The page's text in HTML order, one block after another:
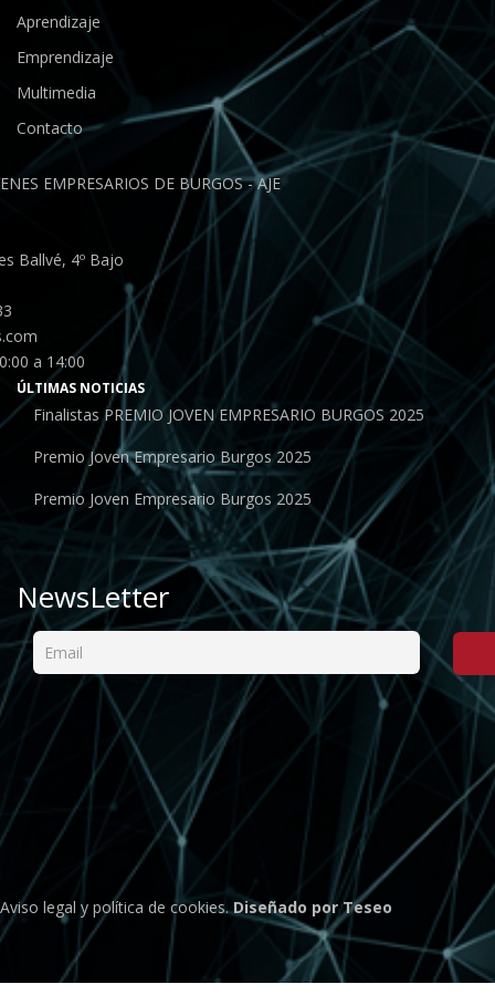
Aprendizaje
Emprendizaje
Multimedia
Contacto
EMPRESARIOS DE BURGOS - AJE
Ballvé, 4º Bajo
a 14:00
ÚLTIMAS NOTICIAS
Finalistas PREMIO JOVEN EMPRESARIO BURGOS 2025
Premio Joven Empresario Burgos 2025
Premio Joven Empresario Burgos 2025
NewsLetter
Aviso legal y política de cookies.Diseñado por Teseo